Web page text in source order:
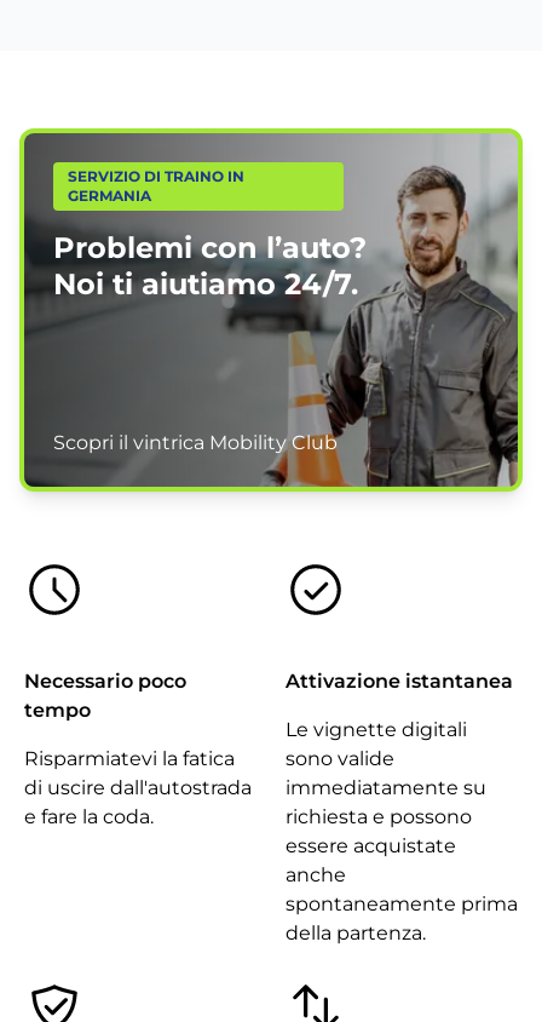
SERVIZIO DI TRAINO IN
GERMANIA
Problemi con l’auto?
Noi ti aiutiamo24/7.
Scopri il vintrica Mobility Club
Necessario poco
tempo
Risparmiatevi la fatica
di uscire dall'autostrada
e fare la coda.
Attivazione istantanea
Le vignette digitali
sono valide
immediatamente su
richiesta e possono
essere acquistate
anche
spontaneamente prima
della partenza.